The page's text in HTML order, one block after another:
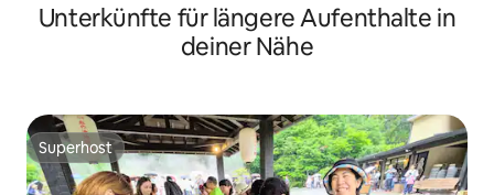
Unterkünfte für längere Aufenthalte in
deiner Nähe
Superhost
Superhost